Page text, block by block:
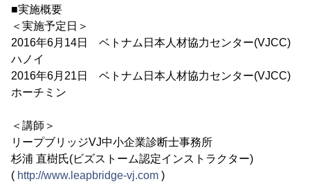
■実施概要
＜実施予定日＞
2016年6月14日 ベトナム日本人材協力センター(VJCC)
ハノイ
2016年6月21日 ベトナム日本人材協力センター(VJCC)
ホーチミン
＜講師＞
リープブリッジVJ中小企業診断士事務所
杉浦 直樹氏(ビズストーム認定インストラクター)
( http://www.leapbridge-vj.com )